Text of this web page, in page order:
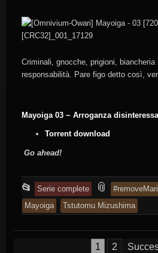
Criminali, gnocche, prigioni, biancheria
responsabilità. Pare figo detto così,
Mayoiga 03 ~ Arroganza
Torrent download
Go ahead!
📂 This
entry
was
posted
Serie complete 📎 and
tagged
Mayoiga
Tstutomu Mizushima
1 2